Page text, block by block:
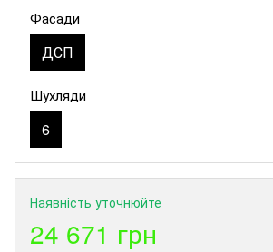
Фасади
ДСП
Шухляди
6
Наявність уточнюйте
24 671 грн